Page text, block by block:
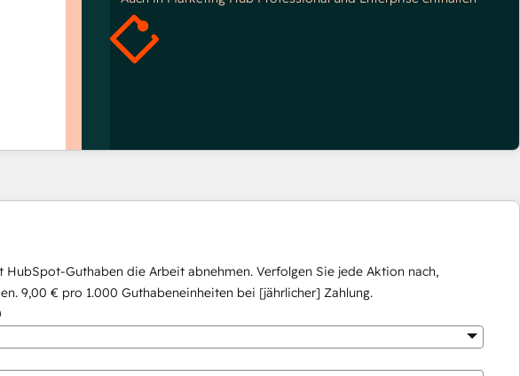
Guthaben die Arbeit abnehmen. Verfolgen Sie jede Aktion nach,
9,00 € pro 1.000 Guthabeneinheiten bei [jährlicher] Zahlung.